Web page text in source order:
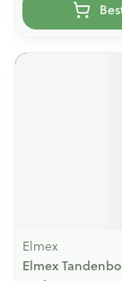
Elmex
Elmex